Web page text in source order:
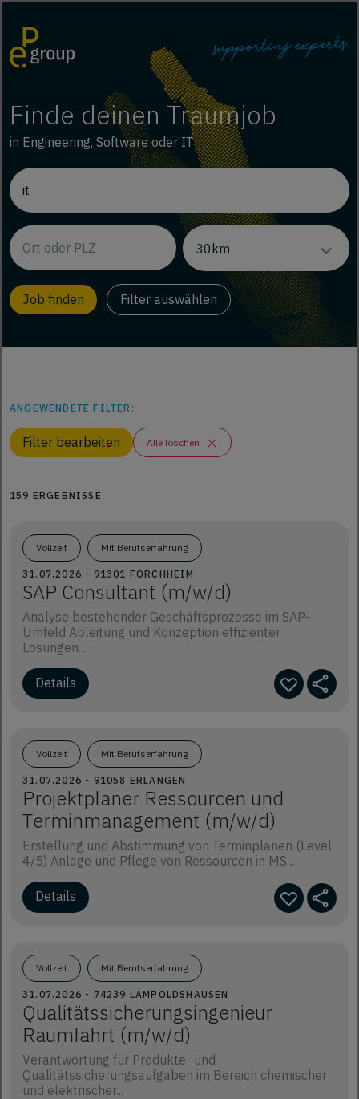
Finde deinen Traumjob
in Engineering, Software oder IT
Filter auswählen
ANGEWENDETE FILTER:
Filter bearbeiten Alle löschen
159 ERGEBNISSE
Vollzeit Mit Berufserfahrung
31.07.2026 - 91301 FORCHHEIM
SAP Consultant (m/w/d)
Analyse bestehender Geschäftsprozesse im SAP-
Umfeld Ableitung und Konzeption effizienter
Lösungen...
Details
Vollzeit Mit Berufserfahrung
31.07.2026 - 91058 ERLANGEN
Projektplaner Ressourcen und
Terminmanagement (m/w/d)
Erstellung und Abstimmung von Terminplänen (Level
4/5) Anlage und Pflege von Ressourcen in MS...
Details
Vollzeit Mit Berufserfahrung
31.07.2026 - 74239 LAMPOLDSHAUSEN
Qualitätssicherungsingenieur
Raumfahrt (m/w/d)
Verantwortung für Produkte- und
Qualitätssicherungsaufgaben im Bereich chemischer
und elektrischer...